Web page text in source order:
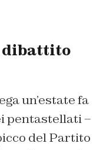
dibattito
un’estate fa
pentastellati –
del Partito